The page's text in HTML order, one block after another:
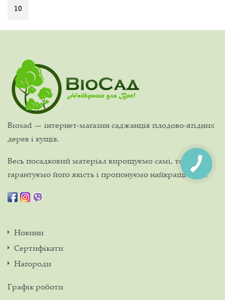
10
Biosad — інтернет-магазин саджанців плодово-ягідних
дерев і кущів.
Весь посадковий матеріал вирощуємо самі, тому
гарантуємо його якість і пропонуємо найкращі ціни!
Новини
Сертифікати
Нагороди
Графік роботи